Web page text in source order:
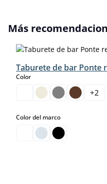
Omitir la galería de productos
Más
Taburete de bar Ponte
Colorselect
+2
Color del marcoselect